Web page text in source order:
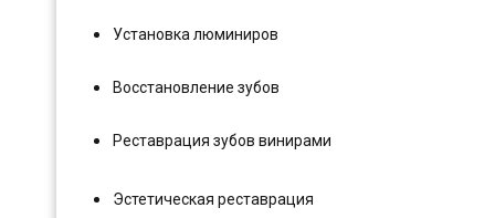
Установка люминиров
Восстановление зубов
Реставрация зубов винирами
Эстетическая реставрация